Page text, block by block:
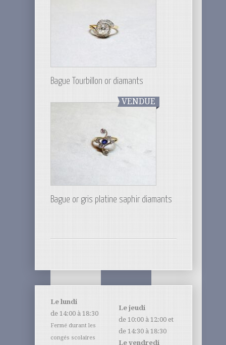
Bague Tourbillon or diamants
VENDUE
Bague or gris platine saphir diamants
Le lundi
de 14:00 à 18:30
Fermé durant les
congés scolaires
Le jeudi
de 10:00 à 12:00 et
de 14:30 à 18:30
Le vendredi